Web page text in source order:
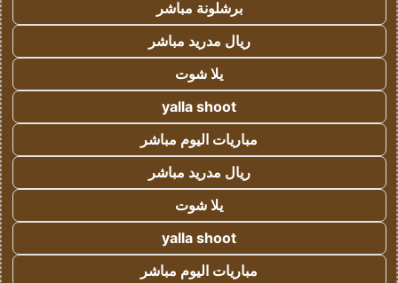
برشلونة مباشر
ريال مدريد مباشر
يلا شوت
yalla shoot
مباريات اليوم مباشر
ريال مدريد مباشر
يلا شوت
yalla shoot
مباريات اليوم مباشر